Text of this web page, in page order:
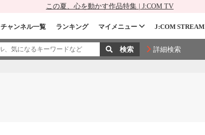
この夏、心を動かす作品特集 | J:COM TV
チャンネル一覧 ランキング マイメニュー J:COM STREAM
詳細検索